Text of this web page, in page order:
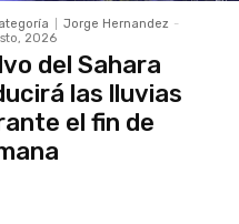
Jorge Hernandez -
2026
del Sahara
las lluvias
el fin de